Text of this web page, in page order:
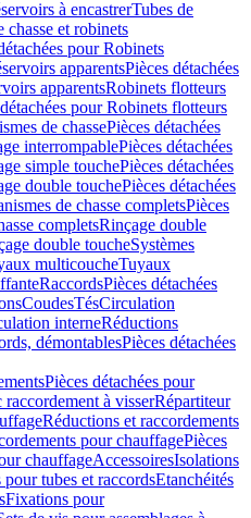
à encastrerTubes de
chasse et robinets
pour Robinets
apparentsPièces détachées
apparentsRobinets flotteurs
pour Robinets flotteurs
de chassePièces détachées
interrompablePièces détachées
simple touchePièces détachées
double touchePièces détachées
de chasse completsPièces
completsRinçage double
double toucheSystèmes
multicoucheTuyaux
RaccordsPièces détachées
CoudesTésCirculation
interneRéductions
démontablesPièces détachées
Pièces détachées pour
à visserRépartiteur
Réductions et raccordements
pour chauffagePièces
chauffageAccessoiresIsolations
pour tubes et raccordsEtanchéités
Fixations pour